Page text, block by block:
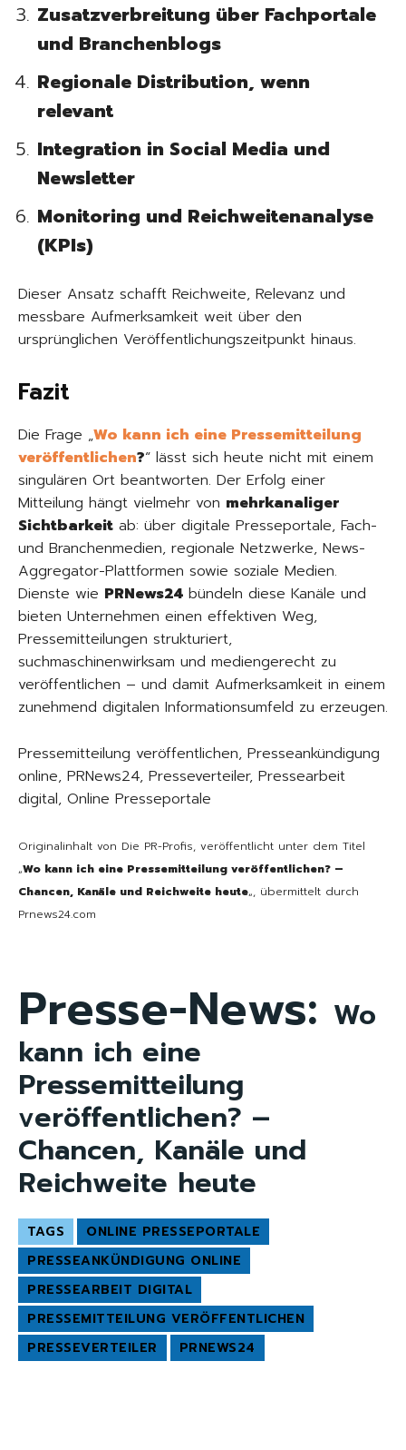
Zusatzverbreitung über Fachportale
und Branchenblogs
Regionale Distribution, wenn
relevant
Integration in Social Media und
Newsletter
Monitoring und Reichweitenanalyse
(KPIs)
Dieser Ansatz schafft Reichweite, Relevanz und
messbare Aufmerksamkeit weit über den
ursprünglichen Veröffentlichungszeitpunkt hinaus.
Fazit
Die Frage „Wo kann ich eine Pressemitteilung
veröffentlichen?“ lässt sich heute nicht mit einem
singulären Ort beantworten. Der Erfolg einer
Mitteilung hängt vielmehr von mehrkanaliger
Sichtbarkeit ab: über digitale Presseportale, Fach-
und Branchenmedien, regionale Netzwerke, News-
Aggregator-Plattformen sowie soziale Medien.
Dienste wie PRNews24 bündeln diese Kanäle und
bieten Unternehmen einen effektiven Weg,
Pressemitteilungen strukturiert,
suchmaschinenwirksam und mediengerecht zu
veröffentlichen – und damit Aufmerksamkeit in einem
zunehmend digitalen Informationsumfeld zu erzeugen.
Pressemitteilung veröffentlichen, Presseankündigung
online, PRNews24, Presseverteiler, Pressearbeit
digital, Online Presseportale
Originalinhalt von Die PR-Profis, veröffentlicht unter dem Titel
„Wo kann ich eine Pressemitteilung veröffentlichen? –
Chancen, Kanäle und Reichweite heute„, übermittelt durch
Prnews24.com
Presse-News: Wo
kann ich eine
Pressemitteilung
veröffentlichen? –
Chancen, Kanäle und
Reichweite heute
TAGS
ONLINE PRESSEPORTALE
PRESSEANKÜNDIGUNG ONLINE
PRESSEARBEIT DIGITAL
PRESSEMITTEILUNG VERÖFFENTLICHEN
PRESSEVERTEILER
PRNEWS24